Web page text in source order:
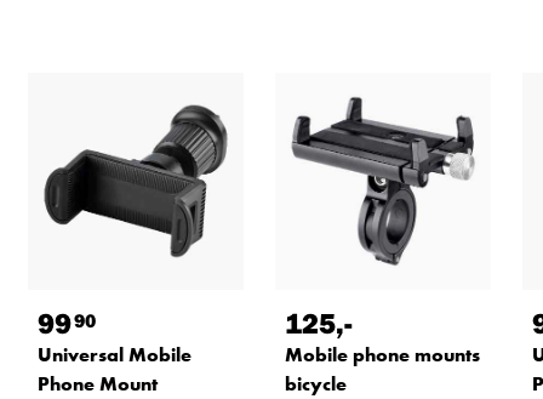
9990
Universal Mobile
Phone Mount
125,-
Mobile phone mounts
bicycle